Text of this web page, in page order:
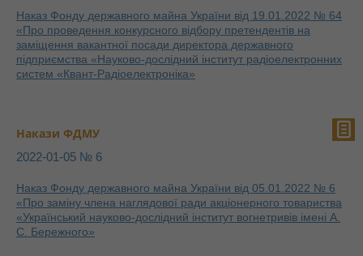
Наказ Фонду державного майна України від 19.01.2022 № 64
«Про проведення конкурсного відбору претендентів на
заміщення вакантної посади директора державного
підприємства «Науково-дослідний інститут радіоелектронних
систем «Квант-Радіоелектроніка»
Накази ФДМУ
2022-01-05 № 6
Наказ Фонду державного майна України від 05.01.2022 № 6
«Про заміну члена наглядової ради акціонерного товариства
«Український науково-дослідний інститут вогнетривів імені А.
С. Бережного»